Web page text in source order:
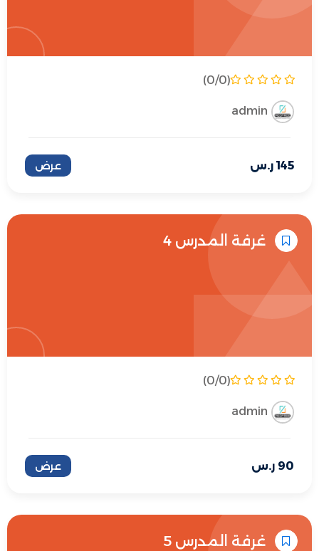
(0/0)
admin
145 ر.س عرض
غرفة المدرس 4
(0/0)
admin
90 ر.س عرض
غرفة المدرس 5